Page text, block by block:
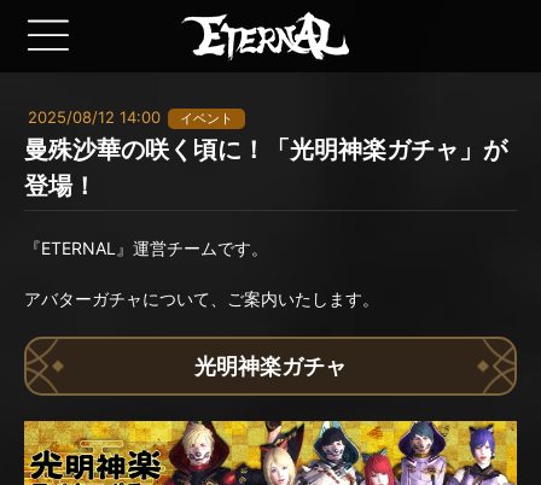
2025/08/12 14:00 イベント
曼殊沙華の咲く頃に！「光明神楽ガチャ」が
登場！
『ETERNAL』運営チームです。
アバターガチャについて、ご案内いたします。
光明神楽ガチャ